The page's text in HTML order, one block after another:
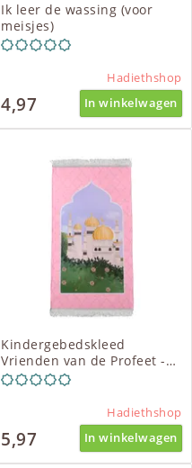
Ik leer de wassing (voor
meisjes)
Hadiethshop
4,97 In winkelwagen
Kindergebedskleed
Vrienden van de Profeet -
roze
Hadiethshop
5,97 In winkelwagen